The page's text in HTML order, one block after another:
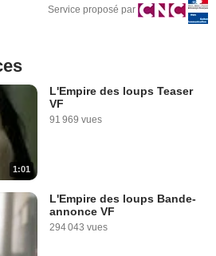
Service proposé par
1:01
L'Empire des loups Teaser
VF
91 969 vues
L'Empire des loups Bande-
annonce VF
294 043 vues